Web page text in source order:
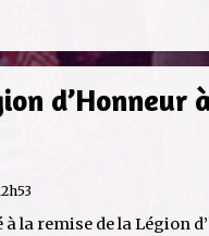
d’Honneur
la remise de la Légion